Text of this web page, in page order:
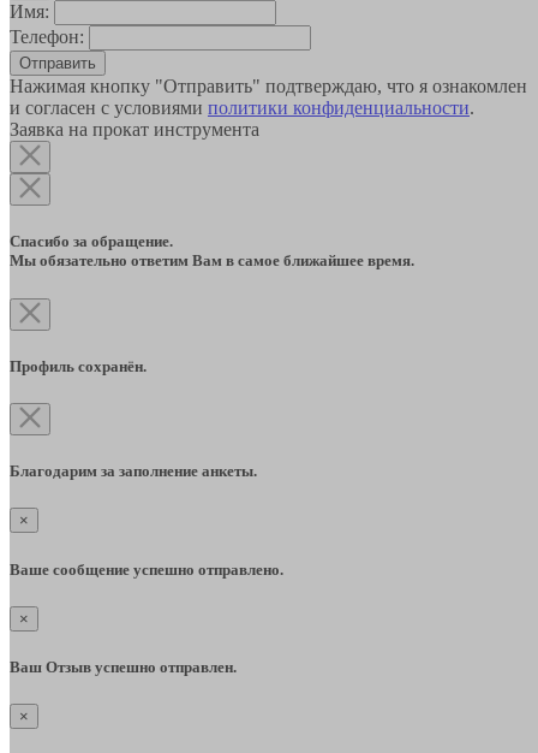
Имя:
Телефон:
Отправить
Нажимая кнопку "Отправить" подтверждаю, что я ознакомлен
и согласен с условиями политики конфиденциальности.
Заявка на прокат инструмента
Спасибо за обращение.
Мы обязательно ответим Вам в самое ближайшее время.
Профиль сохранён.
Благодарим за заполнение анкеты.
×
Ваше сообщение успешно отправлено.
×
Ваш Отзыв успешно отправлен.
×